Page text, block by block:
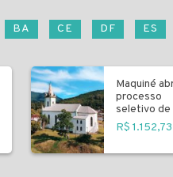
BA CE DF ES
Maquiné
processo
seletivo de
R$ 1.152,73